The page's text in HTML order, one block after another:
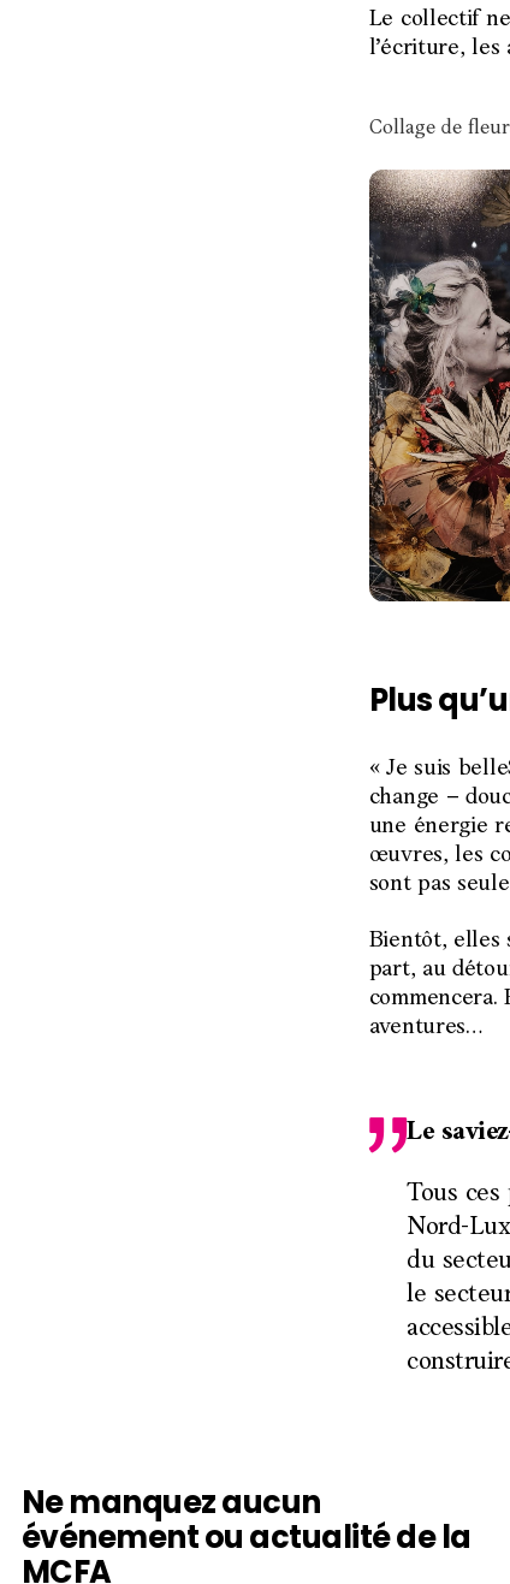
Le collectif
l’écriture, les
Collage de
Plus
« Je suis
change –
une énergie
œuvres, les
sont pas
Bientôt, elles
part, au
aventures…
Le
Tous
Nord-
du
le
Skip
to
top
Ne manquez aucun
événement ou actualité de la
MCFA